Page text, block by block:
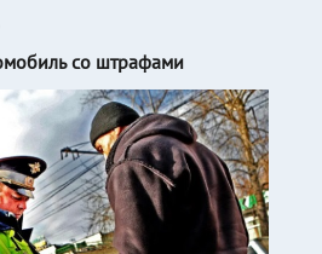
со штрафами